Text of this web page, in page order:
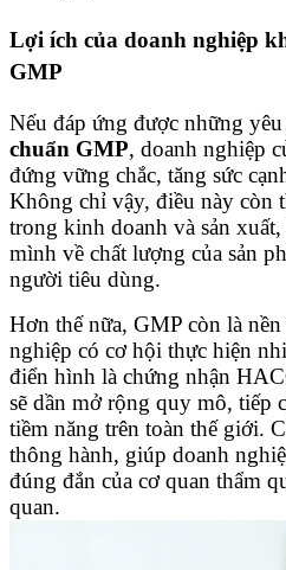
Lợi ích của doanh nghiệp
GMP
Nếu đáp ứng được những
chuẩn GMP, doanh nghiệp
đứng vững chắc, tăng sức
Không chỉ vậy, điều này còn
trong kinh doanh và sản
mình về chất lượng của sản
người tiêu dùng.
Hơn thế nữa, GMP còn là
nghiệp có cơ hội thực hiện
điển hình là chứng nhận
sẽ dần mở rộng quy mô, tiếp
tiềm năng trên toàn thế giới.
thông hành, giúp doanh
đúng đắn của cơ quan thẩm
quan.